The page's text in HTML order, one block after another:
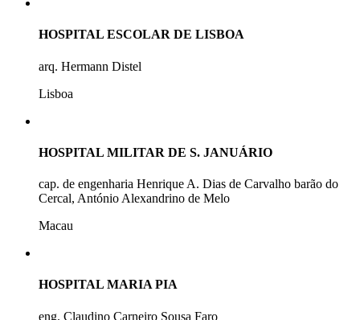
HOSPITAL ESCOLAR DE LISBOA
arq. Hermann Distel
Lisboa
HOSPITAL MILITAR DE S. JANUÁRIO
cap. de engenharia Henrique A. Dias de Carvalho barão do
Cercal, António Alexandrino de Melo
Macau
HOSPITAL MARIA PIA
eng. Claudino Carneiro Sousa Faro